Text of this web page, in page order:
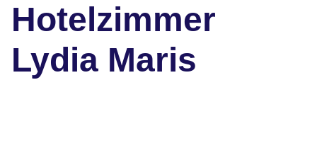
Hotelzimmer
Lydia Maris